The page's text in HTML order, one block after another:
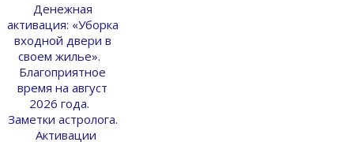
Денежная
активация: «Уборка
входной двери в
своем жилье».
Благоприятное
время на август
2026 года.
Заметки астролога.
Активации